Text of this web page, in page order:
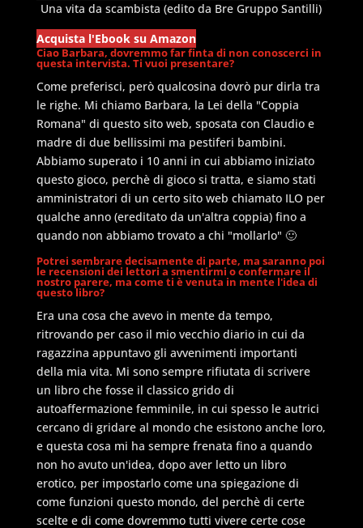
Una vita da scambista (edito da Bre Gruppo Santilli)
Acquista l'Ebook su Amazon
Ciao Barbara, dovremmo far finta di non conoscerci in
questa intervista. Ti vuoi presentare?
Come preferisci, però qualcosina dovrò pur dirla tra
le righe. Mi chiamo Barbara, la Lei della "Coppia
Romana" di questo sito web, sposata con Claudio e
madre di due bellissimi ma pestiferi bambini.
Abbiamo superato i 10 anni in cui abbiamo iniziato
questo gioco, perchè di gioco si tratta, e siamo stati
amministratori di un certo sito web chiamato ILO per
qualche anno (ereditato da un'altra coppia) fino a
quando non abbiamo trovato a chi "mollarlo" 🙂
Potrei sembrare decisamente di parte, ma saranno poi
le recensioni dei lettori a smentirmi o confermare il
nostro parere, ma come ti è venuta in mente l'idea di
questo libro?
Era una cosa che avevo in mente da tempo,
ritrovando per caso il mio vecchio diario in cui da
ragazzina appuntavo gli avvenimenti importanti
della mia vita. Mi sono sempre rifiutata di scrivere
un libro che fosse il classico grido di
autoaffermazione femminile, in cui spesso le autrici
cercano di gridare al mondo che esistono anche loro,
e questa cosa mi ha sempre frenata fino a quando
non ho avuto un'idea, dopo aver letto un libro
erotico, per impostarlo come una spiegazione di
come funzioni questo mondo, del perchè di certe
scelte e di come dovremmo tutti vivere certe cose